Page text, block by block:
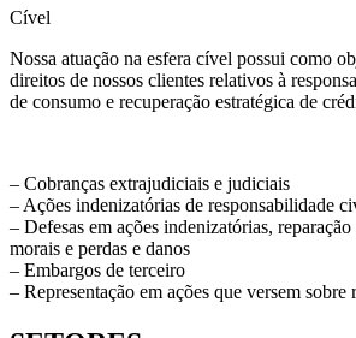
Cível
Nossa atuação na esfera cível possui como
direitos de nossos clientes relativos à
de consumo e recuperação estratégica de
– Cobranças extrajudiciais e judiciais
– Ações indenizatórias de responsabilidade
– Defesas em ações indenizatórias,
morais e perdas e danos
– Embargos de terceiro
– Representação em ações que versem sobre